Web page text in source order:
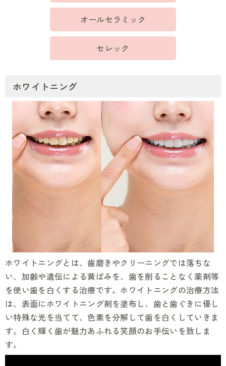
オールセラミック
セレック
ホワイトニング
ホワイトニングとは、歯磨きやクリーニングでは落ちな
い、加齢や遺伝による黄ばみを、歯を削ることなく薬剤等
を使い歯を白くする治療です。ホワイトニングの治療方法
は、表面にホワイトニング剤を塗布し、歯と歯ぐきに優し
い特殊な光を当てて、色素を分解して歯を白くしていきま
す。白く輝く歯が魅力あふれる笑顔のお手伝いを致しま
す。